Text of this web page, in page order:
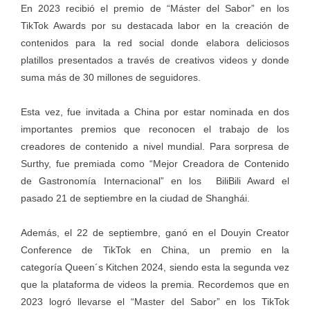
En 2023 recibió el premio de “Máster del Sabor” en los
TikTok Awards por su destacada labor en la creación de
contenidos para la red social donde elabora deliciosos
platillos presentados a través de creativos videos y donde
suma más de 30 millones de seguidores.
Esta vez, fue invitada a China por estar nominada en dos
importantes premios que reconocen el trabajo de los
creadores de contenido a nivel mundial. Para sorpresa de
Surthy, fue premiada como “Mejor Creadora de Contenido
de Gastronomía Internacional” en los BiliBili Award el
pasado 21 de septiembre en la ciudad de Shanghái.
Además, el 22 de septiembre, ganó en el Douyin Creator
Conference de TikTok en China, un premio en la
categoría Queen´s Kitchen 2024, siendo esta la segunda vez
que la plataforma de videos la premia. Recordemos que en
2023 logró llevarse el “Master del Sabor” en los TikTok